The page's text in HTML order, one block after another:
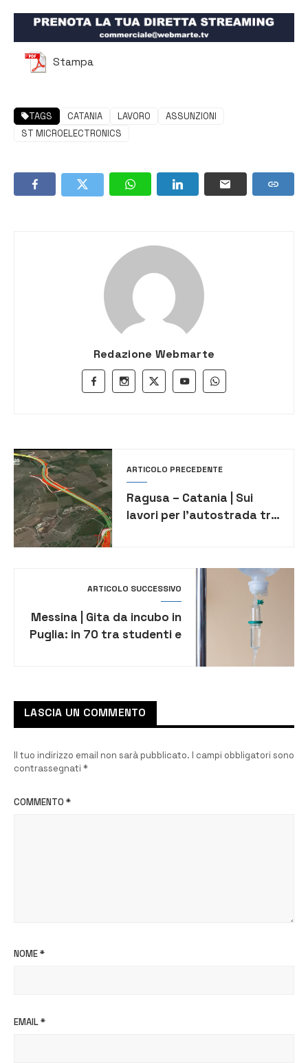
Stampa
TAGS CATANIA LAVORO
ASSUNZIONI
ST MICROELECTRONICS
Redazione Webmarte
ARTICOLO PRECEDENTE
Ragusa – Catania | Sui
lavori per l’autostrada tra
ARTICOLO SUCCESSIVO
Messina | Gita da incubo in
Puglia: in 70 tra studenti e
LASCIA UN COMMENTO
Il tuo indirizzo email non sarà pubblicato. I campi obbligatori sono
contrassegnati *
COMMENTO *
NOME*
EMAIL*